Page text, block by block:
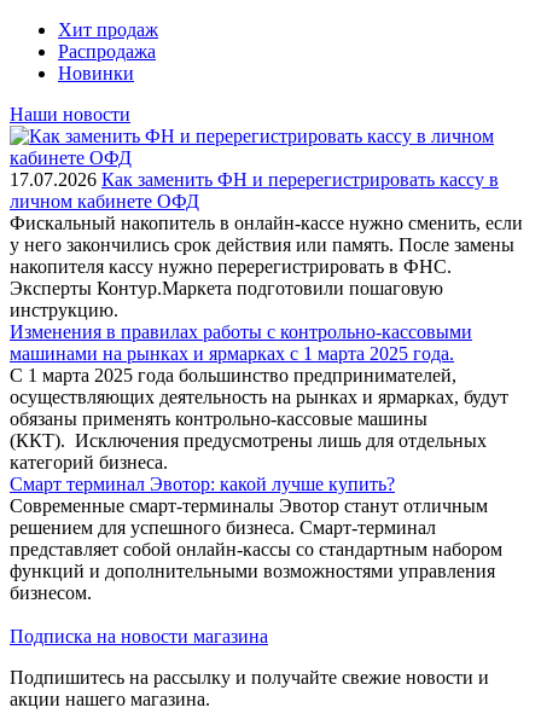
Хит продаж
Распродажа
Новинки
Наши новости
17.07.2026 Как заменить ФН и перерегистрировать кассу в
личном кабинете ОФД
Фискальный накопитель в онлайн-кассе нужно сменить, если
у него закончились срок действия или память. После замены
накопителя кассу нужно перерегистрировать в ФНС.
Эксперты Контур.Маркета подготовили пошаговую
инструкцию.
Изменения в правилах работы с контрольно-кассовыми
машинами на рынках и ярмарках с 1 марта 2025 года.
С 1 марта 2025 года большинство предпринимателей,
осуществляющих деятельность на рынках и ярмарках, будут
обязаны применять контрольно-кассовые машины
(ККТ). Исключения предусмотрены лишь для отдельных
категорий бизнеса.
Смарт терминал Эвотор: какой лучше купить?
Современные смарт-терминалы Эвотор станут отличным
решением для успешного бизнеса. Смарт-терминал
представляет собой онлайн-кассы со стандартным набором
функций и дополнительными возможностями управления
бизнесом.
Подписка на новости магазина
Подпишитесь на рассылку и получайте свежие новости и
акции нашего магазина.